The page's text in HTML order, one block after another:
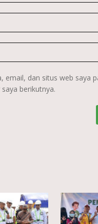
email, dan situs web saya
berikutnya.